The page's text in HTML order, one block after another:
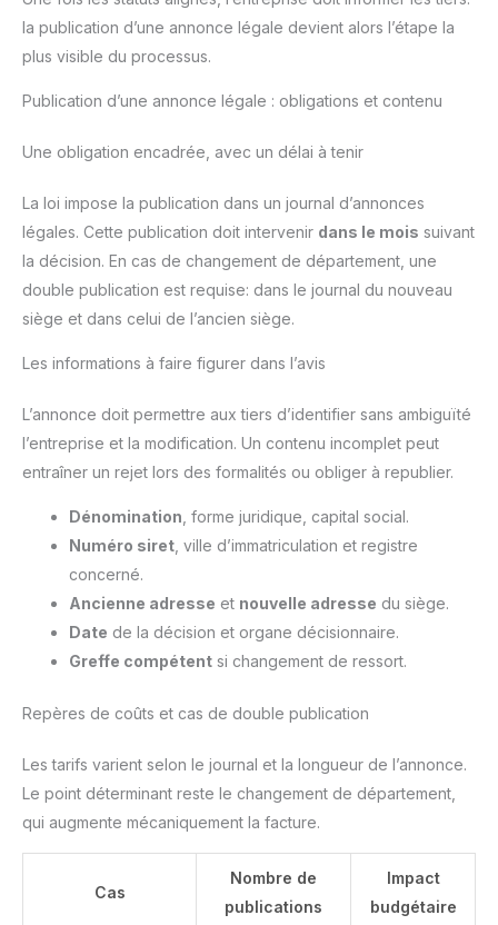
la publication d’une annonce légale devient alors l’étape la
plus visible du processus.
Publication d’une annonce légale : obligations et contenu
Une obligation encadrée, avec un délai à tenir
La loi impose la publication dans un journal d’annonces
légales. Cette publication doit intervenir dans le mois suivant
la décision. En cas de changement de département, une
double publication est requise: dans le journal du nouveau
siège et dans celui de l’ancien siège.
Les informations à faire figurer dans l’avis
L’annonce doit permettre aux tiers d’identifier sans ambiguïté
l’entreprise et la modification. Un contenu incomplet peut
entraîner un rejet lors des formalités ou obliger à republier.
Dénomination , forme juridique, capital social.
Numéro siret , ville d’immatriculation et registre
concerné.
Ancienne adresse et nouvelle adresse du siège.
Date de la décision et organe décisionnaire.
Greffe compétent si changement de ressort.
Repères de coûts et cas de double publication
Les tarifs varient selon le journal et la longueur de l’annonce.
Le point déterminant reste le changement de département,
qui augmente mécaniquement la facture.
Cas
Nombre de
publications
Impact
budgétaire